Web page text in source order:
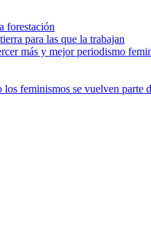
forestación
para las que la trabajan
más y mejor periodismo
feminismos se vuelven parte